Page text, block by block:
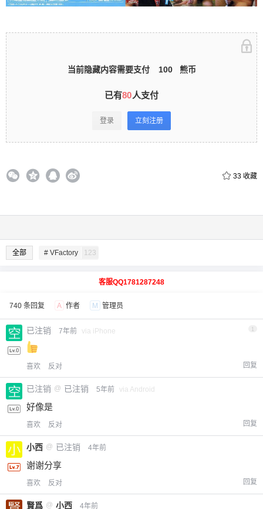
当前隐藏内容需要支付 100 熊币
已有80人支付
登录 立刻注册
33 收藏
全部 # VFactory 123
客服QQ1781287248
740 条回复 A 作者 M 管理员
已注销 7年前 via iPhone
喜欢 反对 回复
已注销 @ 已注销 5年前 via Android
好像是
喜欢 反对 回复
小西 @ 已注销 4年前
谢谢分享
喜欢 反对 回复
賢爲 @ 小西 4年前